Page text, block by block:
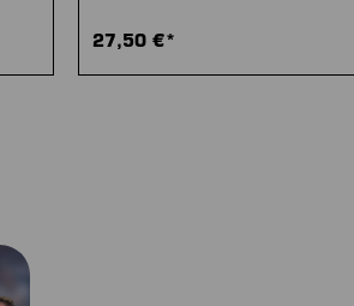
27,50 €*